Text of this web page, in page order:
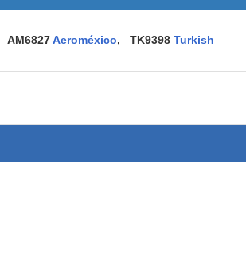
AM6827Aeroméxico, TK9398 Turkish